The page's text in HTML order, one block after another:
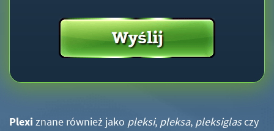
Plexi znane również jako pleksi, pleksa, pleksiglasczy